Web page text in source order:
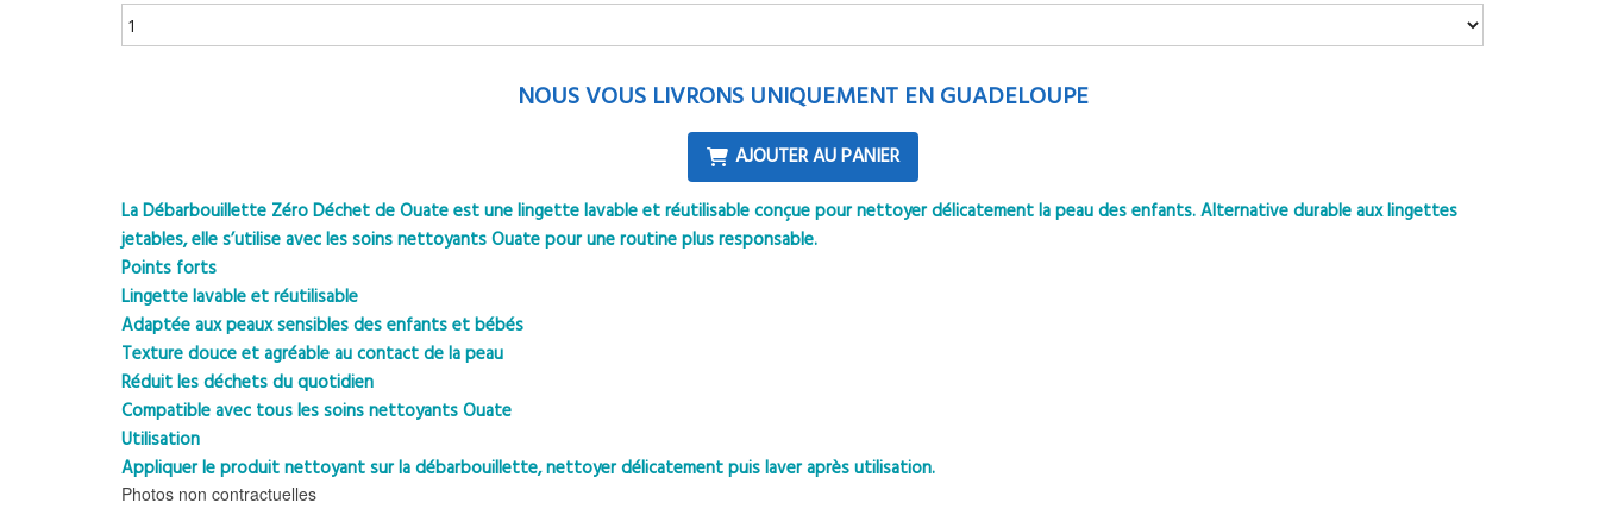
NOUS VOUS LIVRONS UNIQUEMENT EN GUADELOUPE
AJOUTER AU PANIER
La Débarbouillette Zéro Déchet de Ouate est une lingette lavable et réutilisable conçue pour nettoyer délicatement la peau des enfants. Alternative durable aux lingettes
jetables, elle s’utilise avec les soins nettoyants Ouate pour une routine plus responsable.
Points forts
Lingette lavable et réutilisable
Adaptée aux peaux sensibles des enfants et bébés
Texture douce et agréable au contact de la peau
Réduit les déchets du quotidien
Compatible avec tous les soins nettoyants Ouate
Utilisation
Appliquer le produit nettoyant sur la débarbouillette, nettoyer délicatement puis laver après utilisation.
Photos non contractuelles